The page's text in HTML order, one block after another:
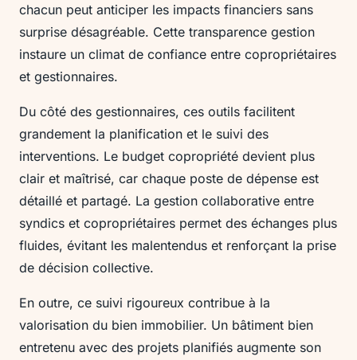
chacun peut anticiper les impacts financiers sans
surprise désagréable. Cette transparence gestion
instaure un climat de confiance entre copropriétaires
et gestionnaires.
Du côté des gestionnaires, ces outils facilitent
grandement la planification et le suivi des
interventions. Le budget copropriété devient plus
clair et maîtrisé, car chaque poste de dépense est
détaillé et partagé. La gestion collaborative entre
syndics et copropriétaires permet des échanges plus
fluides, évitant les malentendus et renforçant la prise
de décision collective.
En outre, ce suivi rigoureux contribue à la
valorisation du bien immobilier. Un bâtiment bien
entretenu avec des projets planifiés augmente son